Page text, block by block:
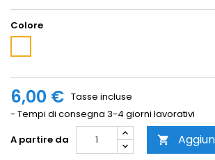
Colore
6,00 € Tasse incluse
- Tempi di consegna 3-4 giorni lavorativi
A partire da
